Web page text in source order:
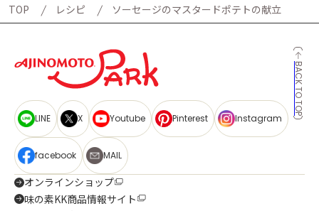
TOP レシピ ソーセージのマスタードポテトの献立
BACK TO TOP
LINE X Youtube Pinterest Instagram
facebook MAIL
オンラインショップ
味の素KK商品情報サイト